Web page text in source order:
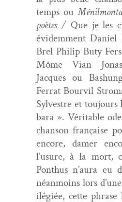
temps ou
poètes /Que je les
évidem­ment Daniel
Brel Philip Buty
Môme Vian
Jacques ou
Fer­rat Bourvil
Sylvestre et
bara ». Véri­ta­ble
chan­son française
encore, damer
l’usure, à la mort,
Pon­thus n’aura eu
néan­moins lors
ilégiée, cette